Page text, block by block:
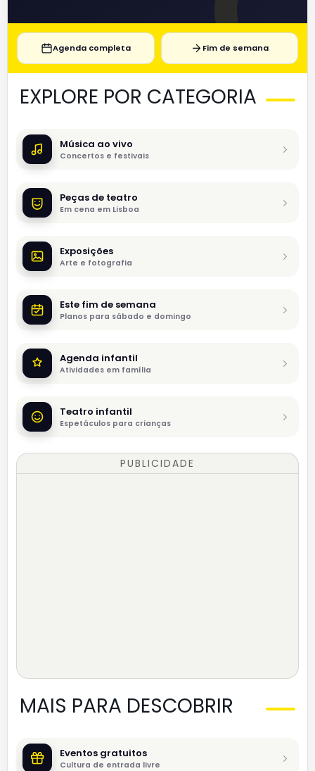
Agenda completa Fim de semana
EXPLORE POR CATEGORIA
Música ao vivo
Concertos e festivais
Peças de teatro
Em cena em Lisboa
Exposições
Arte e fotografia
Este fim de semana
Planos para sábado e domingo
Agenda infantil
Atividades em família
Teatro infantil
Espetáculos para crianças
PUBLICIDADE
MAIS PARA DESCOBRIR
Eventos gratuitos
Cultura de entrada livre